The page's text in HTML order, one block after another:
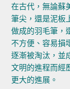
在古代，無論蘇
筆尖，還是泥板
做成的羽毛筆，
不方便、容易損
逐漸被淘汰，並
文明的進程而經
更大的進展。